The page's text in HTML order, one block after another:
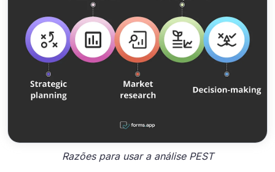
Razões para usar a análise PEST